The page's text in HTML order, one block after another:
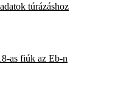
túrázáshoz
as fiúk az Eb-n